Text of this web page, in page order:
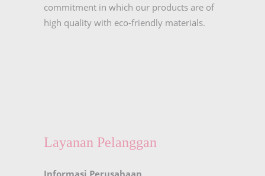
commitment in which our products are of
high quality with eco-friendly materials.
Layanan Pelanggan
Informasi Perusahaan